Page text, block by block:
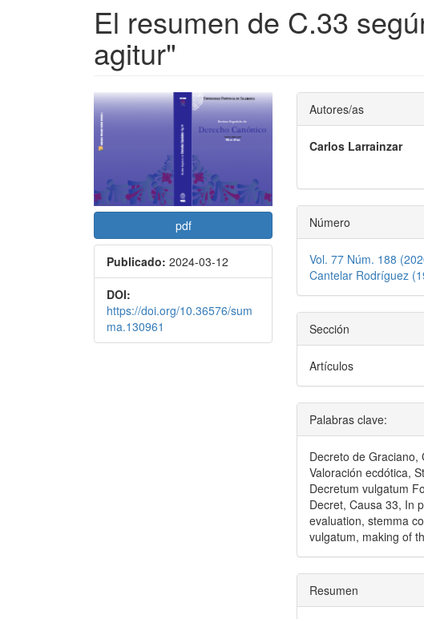
El resumen de C.33
agitur"
Barra
lateral
del
artículo
pdf
Publicado: 2024-03-12
DOI:
https://doi.org/10.36576/sum
ma.130961
Contenido
principal
del
artículo
Autores/as
Carlos Larrainzar
Número
Vol. 77 Núm. 188
Cantelar Rodríguez
Sección
Artículos
Palabras clave:
Decreto de Graciano,
Valoración ecdótica,
Decretum vulgatum
Decret, Causa 33, In
evaluation, stemma
vulgatum, making of
Resumen